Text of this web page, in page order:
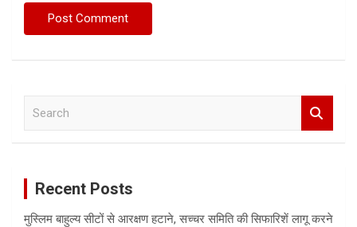
Recent Posts
मुस्लिम बाहुल्य सीटों से आरक्षण हटाने, सच्चर समिति की सिफारिशें लागू करने